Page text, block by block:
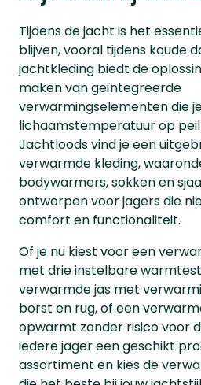
Tijdens de jacht is het
blijven, vooral tijdens koude
jachtkleding biedt de
maken van geïntegreerde
verwarmingselementen die
lichaamstemperatuur op peil
Jachtloods vind je een
verwarmde kleding,
bodywarmers, sokken en
ontworpen voor jagers die
comfort en functionaliteit.
Of je nu kiest voor een
met drie instelbare
verwarmde jas met
borst en rug, of een
opwarmt zonder risico voor
iedere jager een geschikt
assortiment en kies de